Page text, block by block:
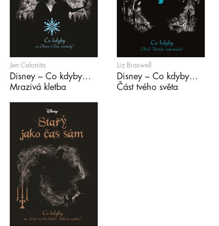
Jen Calonita
Disney – Co kdyby…
Mrazivá kletba
Liz Braswell
Disney – Co kdyby…
Část tvého světa